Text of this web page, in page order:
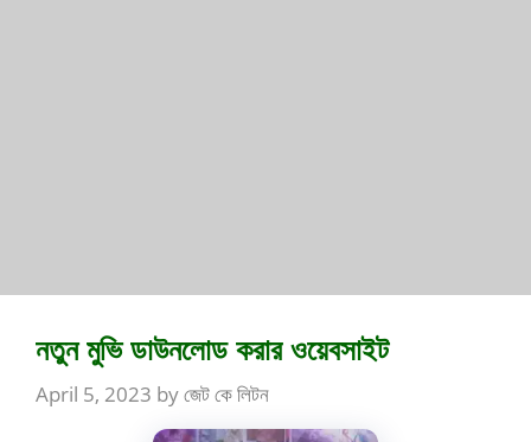
নতুন মুভি ডাউনলোড করার ওয়েবসাইট
April 5, 2023 byজেট কে লিটন